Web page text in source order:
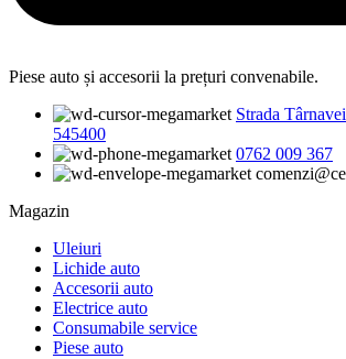
Piese auto și accesorii la prețuri convenabile.
Strada
545400
0762 009 367
Magazin
Uleiuri
Lichide auto
Accesorii auto
Electrice auto
Consumabile service
Piese auto